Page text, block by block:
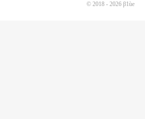
© 2018 - 2026 β1ùe